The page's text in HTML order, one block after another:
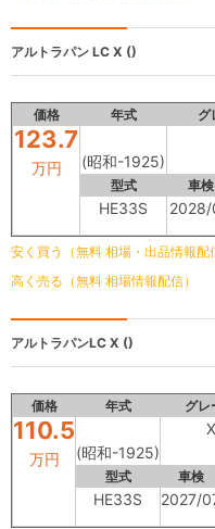
アルトラパン LC X ()
価格 年式 グ
123.7
万円 (昭和-1925)
型式 車検
HE33S 2028/
安く買う（無料 相場・出品情報配
高く売る（無料 相場情報配信）
アルトラパンLC X ()
価格 年式 グレ
110.5
万円 (昭和-1925)
X
型式 車検
HE33S 2027/